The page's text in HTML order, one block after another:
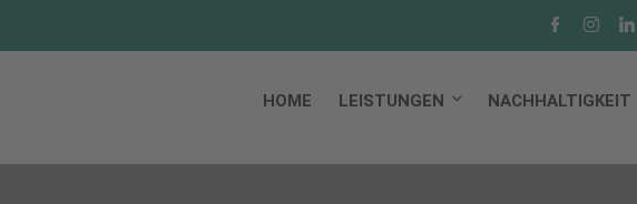
HOME LEISTUNGEN NACHHALTIGKEIT